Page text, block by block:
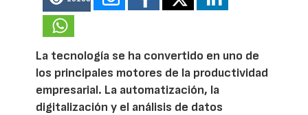
La tecnología se ha convertido en uno de
los principales motores de la productividad
empresarial. La automatización, la
digitalización y el análisis de datos